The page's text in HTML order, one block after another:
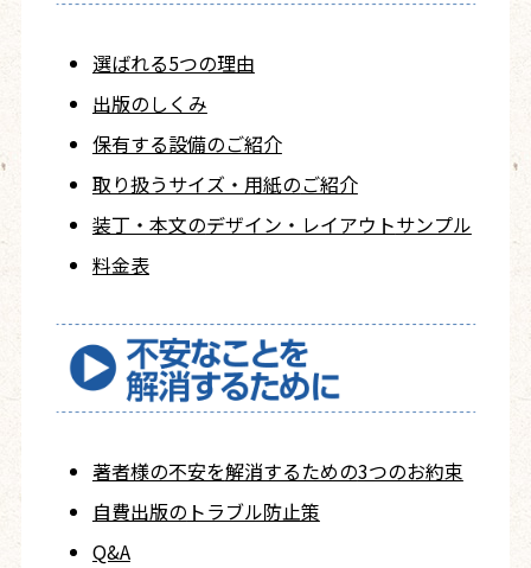
選ばれる5つの理由
出版のしくみ
保有する設備のご紹介
取り扱うサイズ・用紙のご紹介
装丁・本文のデザイン・レイアウトサンプル
料金表
著者様の不安を解消するための3つのお約束
自費出版の トラブル防止策
Q&A